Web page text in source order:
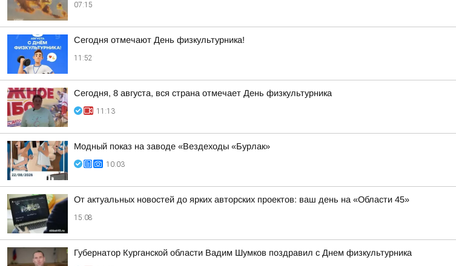
07:15
Сегодня отмечают День физкультурника!
11:52
Сегодня, 8 августа, вся страна отмечает День физкультурника
11:13
Модный показ на заводе «Вездеходы «Бурлак»
10:03
От актуальных новостей до ярких авторских проектов: ваш день на «Области 45»
15:08
Губернатор Курганской области Вадим Шумков поздравил с Днем физкультурника